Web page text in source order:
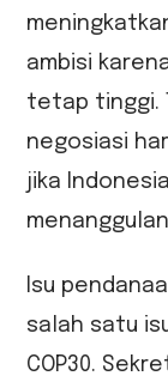
ambisi
tetap tinggi.
negosiasi
jika
Isu
salah satu
COP30.